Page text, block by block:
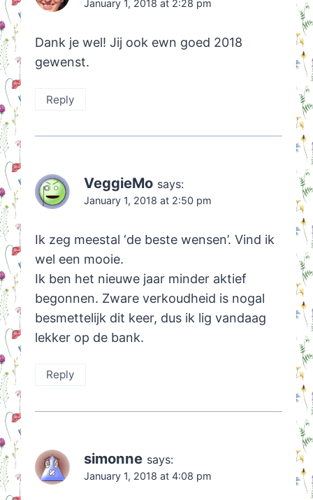
January 1, 2018 at 2:28 pm
Dank je wel! Jij ook ewn goed 2018
gewenst.
Reply
VeggieMo says:
January 1, 2018 at 2:50 pm
Ik zeg meestal ‘de beste wensen’. Vind ik
wel een mooie.
Ik ben het nieuwe jaar minder aktief
begonnen. Zware verkoudheid is nogal
besmettelijk dit keer, dus ik lig vandaag
lekker op de bank.
Reply
simonne says:
January 1, 2018 at 4:08 pm